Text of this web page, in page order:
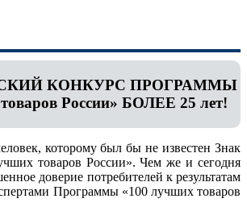
КОНКУРС ПРОГРАММЫ
России» БОЛЕЕ 25 лет!
которому был бы не известен Знак
товаров России». Чем же и сегодня
доверие потребителей к результатам
Программы «100 лучших товаров